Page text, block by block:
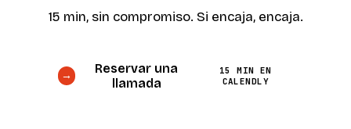
15 min, sin compromiso. Si encaja, encaja.
→
Reservar una
llamada
15 MIN EN
CALENDLY